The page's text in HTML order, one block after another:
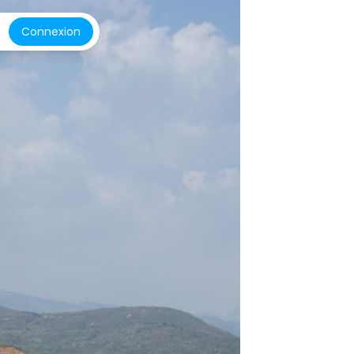
Connexion